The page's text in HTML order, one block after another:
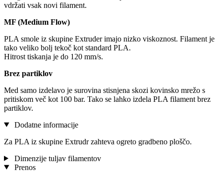
vdržati vsak novi filament.
MF (Medium Flow)
PLA smole iz skupine Extruder imajo nizko viskoznost. Filament je
tako veliko bolj tekoč kot standard PLA.
Hitrost tiskanja je do 120 mm/s.
Brez partiklov
Med samo izdelavo je surovina stisnjena skozi kovinsko mrežo s
pritiskom več kot 100 bar. Tako se lahko izdela PLA filament brez
partiklov.
Dodatne informacije
Za PLA iz skupine Extrudr zahteva ogreto gradbeno ploščo.
Dimenzije tuljav filamentov
Prenos